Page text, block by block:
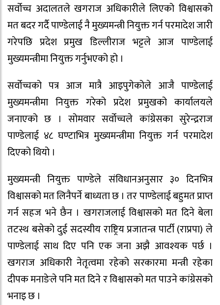
सर्वोच्च अदालतले खगराज अधिकारीले लिएको विश्वासको
मत बदर गर्दै पाण्डेलाई नै मुख्यमन्त्री नियुक्त गर्न परमादेश जारी
गरेपछि प्रदेश प्रमुख डिल्लीराज भट्टले आज पाण्डेलाई
मुख्यमन्त्रीमा नियुक्त गर्नुभएको हो ।
सर्वोच्चको पत्र आज मात्रै आइपुगेकोले आजै पाण्डेलाई
मुख्यमन्त्रीमा नियुक्त गरेको प्रदेश प्रमुखको कार्यालयले
जनाएको छ । सोमवार सर्वोच्चले कांग्रेसका सुरेन्द्रराज
पाण्डेलाई ४८ घण्टाभित्र मुख्यमन्त्रीमा नियुक्त गर्न परमादेश
दिएको थियो ।
मुख्यमन्त्री नियुक्त पाण्डेले संविधानअनुसार ३० दिनभित्र
विश्वासको मत लिनैपर्ने बाध्यता छ । तर पाण्डेलाई बहुमत प्राप्त
गर्न सहज भने छैन । खगराजलाई विश्वासको मत दिने बेला
तटस्थ बसेको दुई सदस्यीय राष्ट्रिय प्रजातन्त्र पार्टी (राप्रपा) ले
पाण्डेलाई साथ दिए पनि एक जना अझै आवश्यक पर्छ ।
खगराज अधिकारी नेतृत्वमा रहेको सरकारमा मन्त्री रहेका
दीपक मनाङेले पनि मत दिने र विश्वासकाे मत पाउने कांग्रेसको
भनाइ छ ।